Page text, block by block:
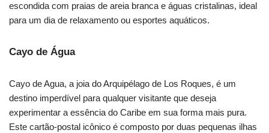
escondida com praias de areia branca e águas cristalinas, ideal
para um dia de relaxamento ou esportes aquáticos.
Cayo de Água
Cayo de Agua, a joia do Arquipélago de Los Roques, é um
destino imperdível para qualquer visitante que deseja
experimentar a essência do Caribe em sua forma mais pura.
Este cartão-postal icônico é composto por duas pequenas ilhas